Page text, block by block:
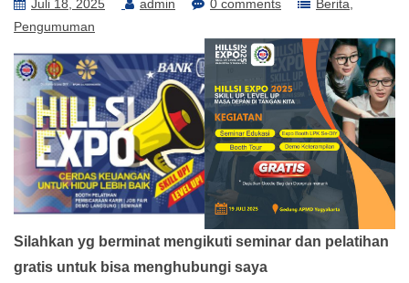
Juli 18, 2025 admin 0 comments
Berita
Pengumuman
Silahkan yg berminat mengikuti seminar dan pelatihan
gratis untuk bisa menghubungi saya